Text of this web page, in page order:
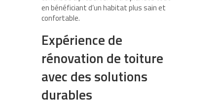
en bénéficiant d’un habitat plus sain et
confortable.
Expérience de
rénovation de toiture
avec des solutions
durables